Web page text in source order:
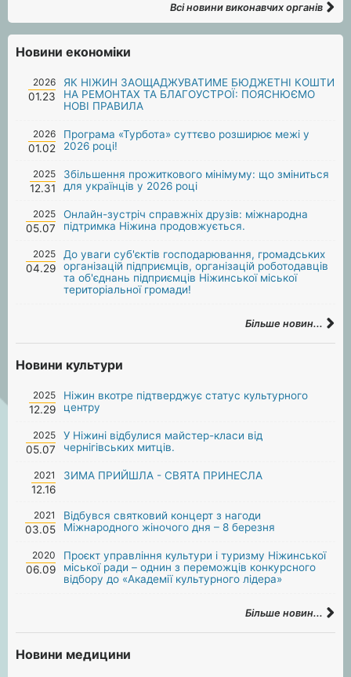
Всі новини виконавчих органів
Новини економіки
2026
01.23
ЯК НІЖИН ЗАОЩАДЖУВАТИМЕ БЮДЖЕТНІ КОШТИ
НА РЕМОНТАХ ТА БЛАГОУСТРОЇ: ПОЯСНЮЄМО
НОВІ ПРАВИЛА
2026
01.02
Програма «Турбота» суттєво розширює межі у
2026 році!
2025
12.31
Збільшення прожиткового мінімуму: що зміниться
для українців у 2026 році
2025
05.07
Онлайн-зустріч справжніх друзів: міжнародна
підтримка Ніжина продовжується.
2025
04.29
До уваги суб'єктів господарювання, громадських
організацій підприємців, організацій роботодавців
та об'єднань підприємців Ніжинської міської
територіальної громади!
Більше новин...
Новини культури
2025
12.29
Ніжин вкотре підтверджує статус культурного
центру
2025
05.07
У Ніжині відбулися майстер-класи від
чернігівських митців.
2021
12.16
ЗИМА ПРИЙШЛА - СВЯТА ПРИНЕСЛА
2021
03.05
Відбувся святковий концерт з нагоди
Міжнародного жіночого дня – 8 березня
2020
06.09
Проєкт управління культури і туризму Ніжинської
міської ради – однин з переможців конкурсного
відбору до «Академії культурного лідера»
Більше новин...
Новини медицини